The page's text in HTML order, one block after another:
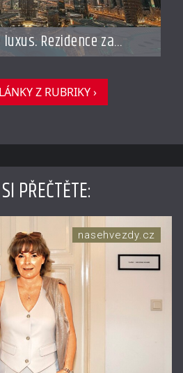
Rezidence za
soukromé
Z RUBRIKY ›
PŘEČTĚTE:
nasehvezdy.cz